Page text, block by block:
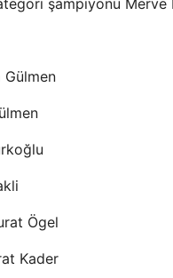
şampiyonu Merve
Gülmen
Ögel
Kader